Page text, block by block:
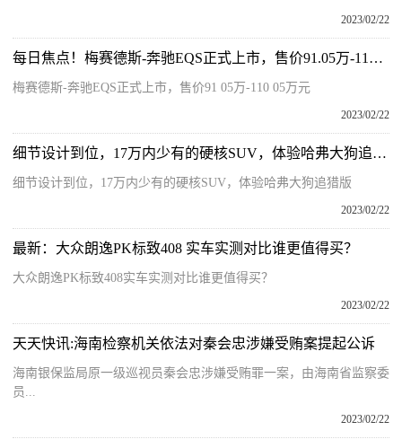
2023/02/22
每日焦点！梅赛德斯-奔驰EQS正式上市，售价91.05万-110.05万元
梅赛德斯-奔驰EQS正式上市，售价91 05万-110 05万元
2023/02/22
细节设计到位，17万内少有的硬核SUV，体验哈弗大狗追猎版
细节设计到位，17万内少有的硬核SUV，体验哈弗大狗追猎版
2023/02/22
最新：大众朗逸PK标致408 实车实测对比谁更值得买？
大众朗逸PK标致408实车实测对比谁更值得买？
2023/02/22
天天快讯:海南检察机关依法对秦会忠涉嫌受贿案提起公诉
海南银保监局原一级巡视员秦会忠涉嫌受贿罪一案，由海南省监察委
员...
2023/02/22